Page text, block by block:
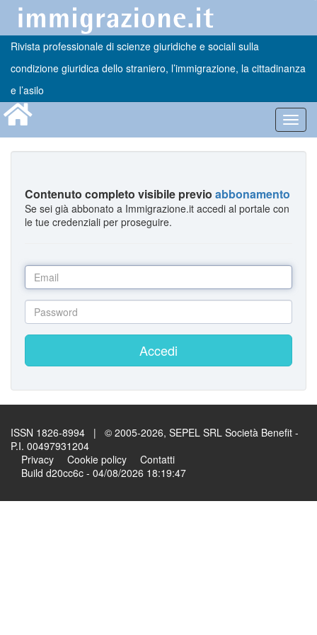
Rivista professionale di scienze giuridiche e sociali sulla
condizione giuridica dello straniero, l’immigrazione, la cittadinanza
e l’asilo
Contenuto completo visibile previo abbonamento
Se sei già abbonato a Immigrazione.it accedi al portale con
le tue credenziali per proseguire.
Accedi
ISSN 1826-8994 | © 2005-2026, SEPEL SRL Società Benefit -
P.I. 00497931204
Privacy
Cookie policy
Contatti
Build d20cc6c - 04/08/2026 18:19:47